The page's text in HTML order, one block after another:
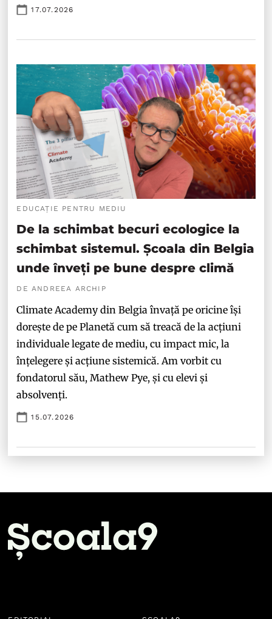
17.07.2026
EDUCAȚIE PENTRU MEDIU
De la schimbat becuri ecologice la
schimbat sistemul. Școala din Belgia
unde înveți pe bune despre climă
DE ANDREEA ARCHIP
Climate Academy din Belgia învață pe oricine își
dorește de pe Planetă cum să treacă de la acțiuni
individuale legate de mediu, cu impact mic, la
înțelegere și acțiune sistemică. Am vorbit cu
fondatorul său, Mathew Pye, și cu elevi și
absolvenți.
15.07.2026